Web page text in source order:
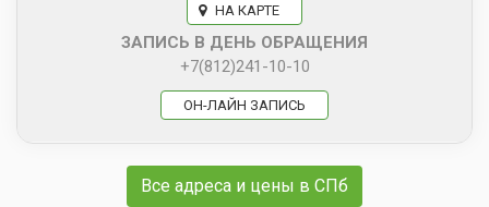
НА КАРТЕ
ЗАПИСЬ В ДЕНЬ ОБРАЩЕНИЯ
+7(812)241-10-10
ОН-ЛАЙН ЗАПИСЬ
Все адреса и цены в СПб